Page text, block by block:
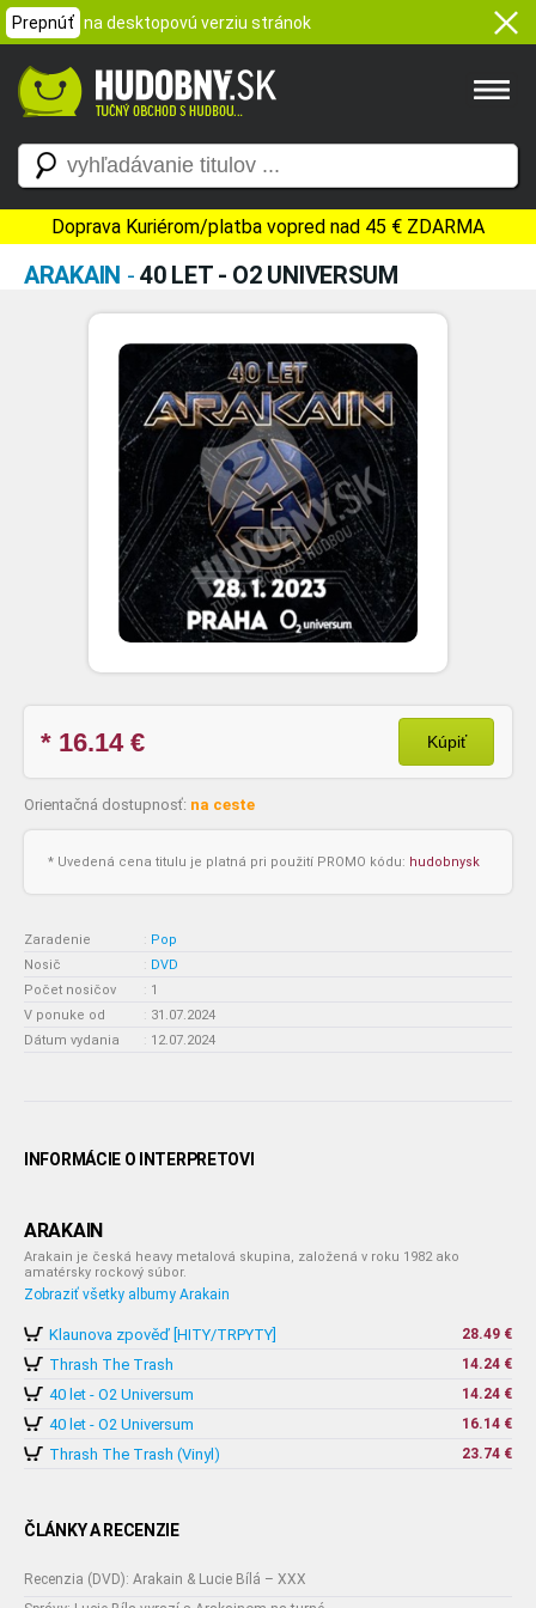
Prepnúť na desktopovú verziu stránok
Doprava Kuriérom/platba vopred nad 45 € ZDARMA
ARAKAIN -40 LET - O2 UNIVERSUM
* 16.14€ Kúpiť
Orientačná dostupnosť: na ceste
* Uvedená cena titulu je platná pri použití PROMO kódu: hudobnysk
Zaradenie : Pop
Nosič
: DVD
Počet nosičov
: 1
V ponuke od
: 31.07.2024
Dátum vydania
: 12.07.2024
INFORMÁCIE O INTERPRETOVI
ARAKAIN
Arakain je česká heavy metalová skupina, založená v roku 1982 ako
amatérsky rockový súbor.
Zobraziť všetky albumy Arakain
Klaunova zpověď [HITY/TRPYTY] 28.49 €
Thrash The Trash 14.24 €
40 let - O2 Universum 14.24 €
40 let - O2 Universum 16.14 €
Thrash The Trash (Vinyl) 23.74 €
ČLÁNKY A RECENZIE
Recenzia (DVD): Arakain & Lucie Bílá – XXX